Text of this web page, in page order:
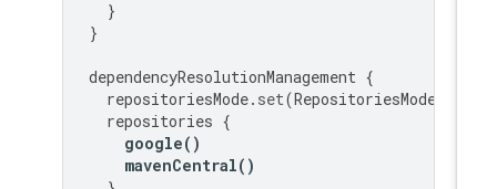
dependencyResolutionManagement
repositoriesMode.set(RepositoriesMode
repositories
google
mavenCentral